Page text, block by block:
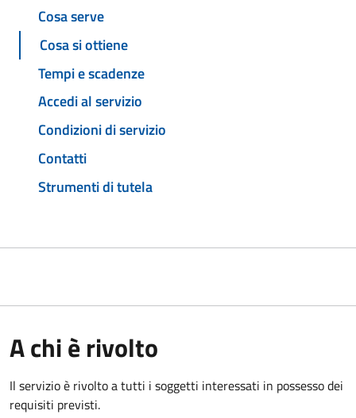
Cosa serve
Cosa si ottiene
Tempi e scadenze
Accedi al servizio
Condizioni di servizio
Contatti
Strumenti di tutela
A chi è rivolto
Il servizio è rivolto a tutti i soggetti interessati in possesso dei
requisiti previsti.